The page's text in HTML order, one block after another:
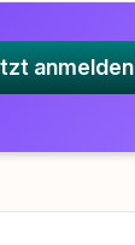
anmelden